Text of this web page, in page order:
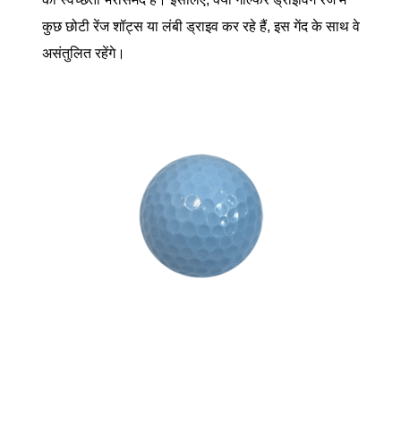
कुछ छोटी रेंज शॉट्स या लंबी ड्राइव कर रहे हैं, इस गेंद के साथ वे
असंतुलित रहेंगे।